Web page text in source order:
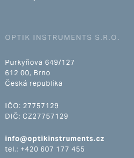
OPTIK INSTRUMENTS S.R.O.
Purkyňova 649/127
612 00, Brno
Česká republika
IČO: 27757129
DIČ: CZ27757129
info@optikinstruments.cz
tel.: +420 607 177 455